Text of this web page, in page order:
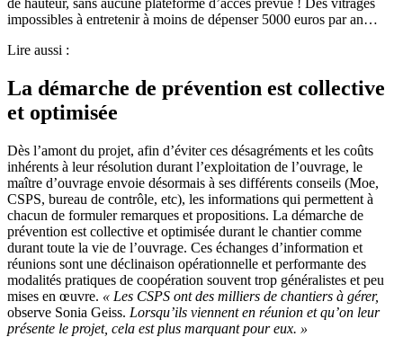
de hauteur, sans aucune plateforme d’accès prévue ! Des vitrages
impossibles à entretenir à moins de dépenser 5000 euros par an…
Lire aussi :
La démarche de prévention est collective
et optimisée
Dès l’amont du projet, afin d’éviter ces désagréments et les coûts
inhérents à leur résolution durant l’exploitation de l’ouvrage, le
maître d’ouvrage envoie désormais à ses différents conseils (Moe,
CSPS, bureau de contrôle, etc), les informations qui permettent à
chacun de formuler remarques et propositions. La démarche de
prévention est collective et optimisée durant le chantier comme
durant toute la vie de l’ouvrage. Ces échanges d’information et
réunions sont une déclinaison opérationnelle et performante des
modalités pratiques de coopération souvent trop généralistes et peu
mises en œuvre. « Les CSPS ont des milliers de chantiers à gérer,
observe Sonia Geiss. Lorsqu’ils viennent en réunion et qu’on leur
présente le projet, cela est plus marquant pour eux. »